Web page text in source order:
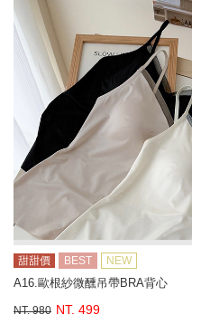
甜甜價 BEST NEW
A16.歐根紗微醺吊帶BRA背心
NT. 980 NT. 499